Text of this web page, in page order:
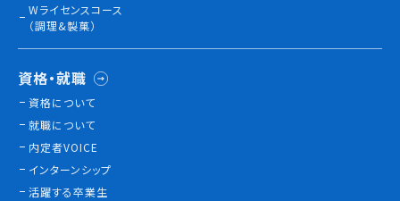
Wライセンスコース
（調理&製菓）
資格・就職
資格について
就職について
内定者VOICE
インターンシップ
活躍する卒業生